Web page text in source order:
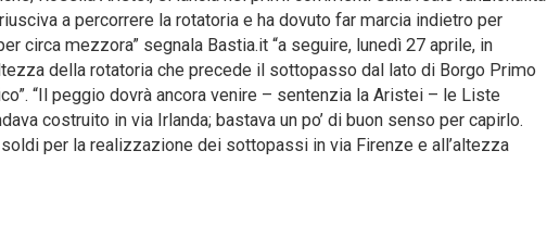
a percorrere la rotatoria e ha dovuto far marcia indietro per
circa mezzora” segnala Bastia.it “a seguire, lunedì 27 aprile, in
della rotatoria che precede il sottopasso dal lato di Borgo Primo
“Il peggio dovrà ancora venire – sentenzia la Aristei – le Liste
costruito in via Irlanda; bastava un po’ di buon senso per capirlo.
per la realizzazione dei sottopassi in via Firenze e all’altezza